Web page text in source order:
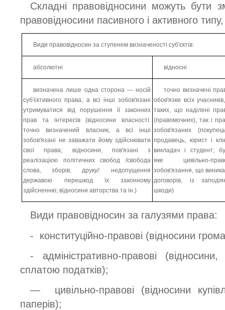
Складні правовідносини можуть бути
правовідносини пасивного і активного типу,
Види правовідносин за ступенем визначеності суб'єктів:
абсолютні відносні
визначена лише одна сторона — носій
суб'єктивного права, а всі інші зобов'язані
утримуватися від порушення її законних
прав та інтересів (відносини власності:
точно визначений власник, а всі інші
зобов'язані не заважати йому здійснювати
свої права; відносини, пов'язані з
реалізацією політичних свобод /свобода
слова, зборів, друку/: недопущення
державою перешкод їх законному
здійсненню; відносини авторства та ін.)
точно визначені
обов'язки всіх
таких, що наділені
(правомочних), так і
зобов'язаних
продавець, юрист і
викладач і студент;
яке цивільно-
зобов'язання, що
договорів, із
шкоди)
Види правовідносин за галузями права:
- конституційно-правові (відносини
- адміністративно-правові
сплатою податків);
— цивільно-правові (відносини
паперів);